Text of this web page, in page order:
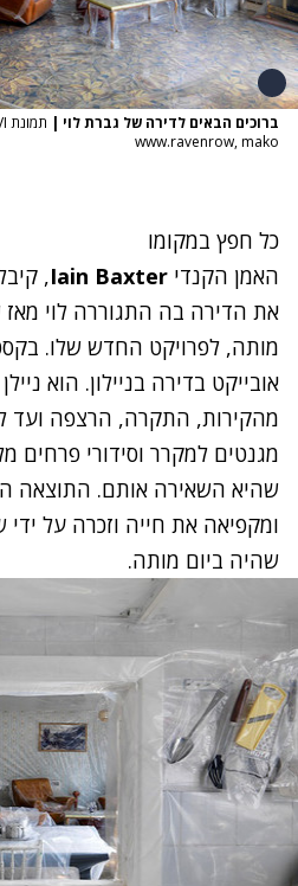
ברוכים הבאים לדירה של גברת לוי |
www.ravenrow, mako
כל חפץ במקומו
האמן הקנדי
,
מותה, לפרויקט החדש שלו.
אובייקט בדירה בניילון. הוא
מהקירות, התקרה, הרצפה ועד
מגנטים למקרר וסידורי פרחים
שהיא השאירה אותם. התוצאה
ומקפיאה את חייה וזכרה על ידי
שהיה ביום מותה.